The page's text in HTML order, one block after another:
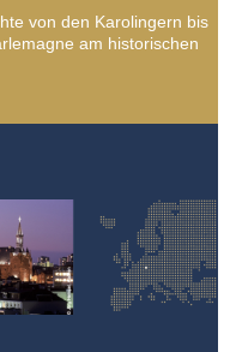
von den Karolingern bis
am historischen